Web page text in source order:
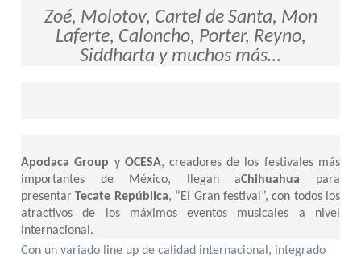
Zoé, Molotov, Cartel de Santa, Mon
Laferte, Caloncho, Porter, Reyno,
Siddharta y muchos más…
Apodaca Group y OCESA, creadores de los festivales más
importantes de México, llegan aChihuahua
para
presentar Tecate República, “El Gran festival”, con todos los
atractivos de los máximos eventos musicales a nivel
internacional.
Con un variado line up de calidad internacional, integrado